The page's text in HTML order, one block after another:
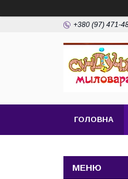
+380 (97) 471-
ГОЛОВНА